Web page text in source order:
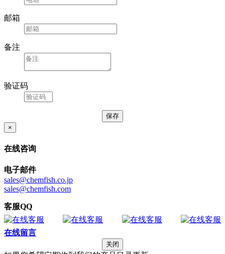
邮箱
备注
验证码
×
在线咨询
电子邮件
sales@chemfish.co.jp
sales@chemfish.com
客服QQ
在线留言
关闭